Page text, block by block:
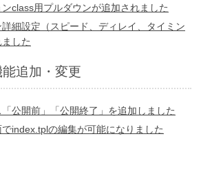
class用プルダウンが追加されました
細設定（スピード、ディレイ、タイミン
した
追加・変更
公開前」「公開終了」を追加しました
index.tplの編集が可能になりました